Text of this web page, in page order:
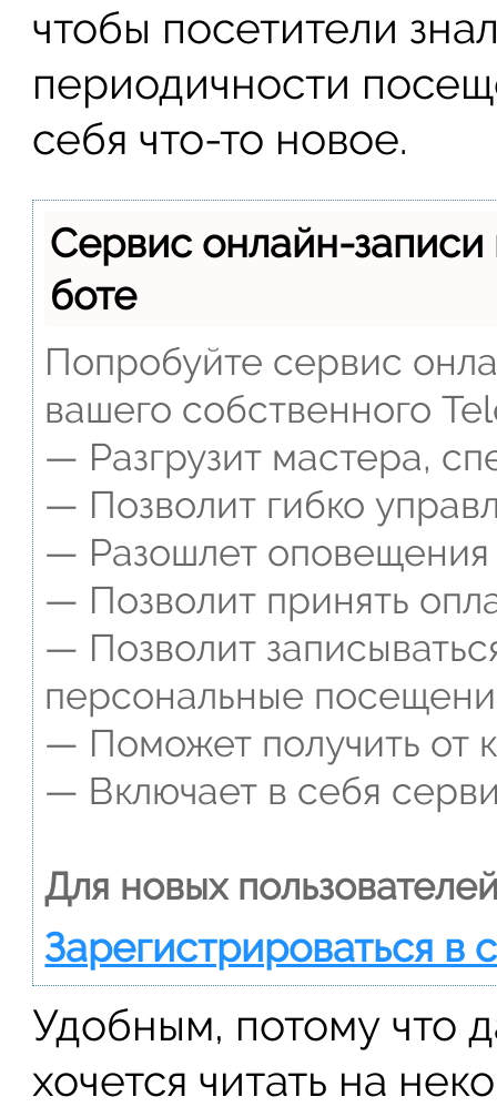
чтобы посетители
периодичности
себя что-то новое.
Сервис онлайн-
боте
Попробуйте сервис
вашего собственного
— Разгрузит мастера,
— Позволит гибко
— Разошлет оповещения
— Позволит принять
— Позволит
персональные
— Поможет получить от
— Включает в себя
Для новых
Зарегистрироваться в
Удобным, потому что
хочется читать на